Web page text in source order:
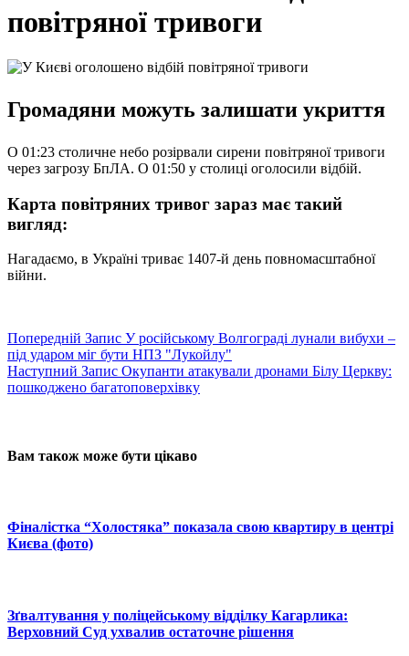
повітряної тривоги
Громадяни можуть залишати укриття
О 01:23 столичне небо розірвали сирени повітряної тривоги
через загрозу БпЛА. О 01:50 у столиці оголосили відбій.
Карта повітряних тривог зараз має такий
вигляд:
Нагадаємо, в Україні триває 1407-й день повномасштабної
війни.
Попередній Запис У російському Волгограді лунали вибухи –
під ударом міг бути НПЗ "Лукойлу"
Наступний Запис Окупанти атакували дронами Білу Церкву:
пошкоджено багатоповерхівку
Вам також може бути цікаво
Фіналістка “Холостяка” показала свою квартиру в центрі
Києва (фото)
Зґвалтування у поліцейському відділку Кагарлика:
Верховний Суд ухвалив остаточне рішення